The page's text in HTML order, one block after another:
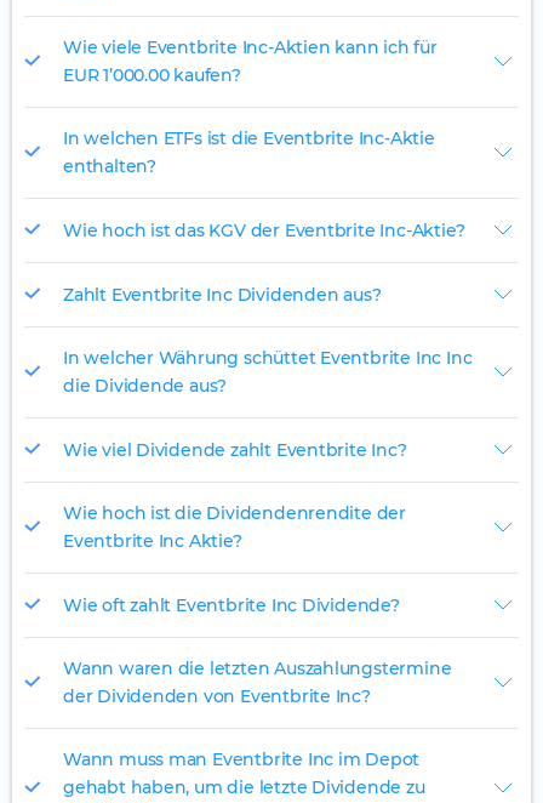
Wie viele Eventbrite Inc-Aktien kann ich für
EUR 1’000.00 kaufen?
In welchen ETFs ist die Eventbrite Inc-Aktie
enthalten?
Wie hoch ist das KGV der Eventbrite Inc-Aktie?
Zahlt Eventbrite Inc Dividenden aus?
In welcher Währung schüttet Eventbrite Inc Inc
die Dividende aus?
Wie viel Dividende zahlt Eventbrite Inc?
Wie hoch ist die Dividendenrendite der
Eventbrite Inc Aktie?
Wie oft zahlt Eventbrite Inc Dividende?
Wann waren die letzten Auszahlungstermine
der Dividenden von Eventbrite Inc?
Wann muss man Eventbrite Inc im Depot
gehabt haben, um die letzte Dividende zu